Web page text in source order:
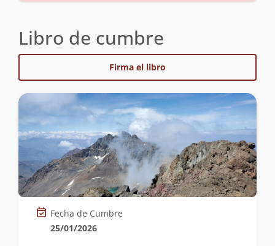
Libro de cumbre
Firma el libro
Fecha de Cumbre
25/01/2026